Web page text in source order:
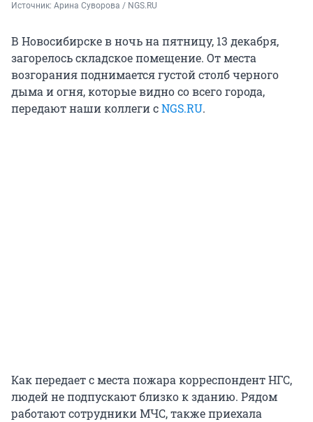
Источник: Арина Суворова / NGS.RU
В Новосибирске в ночь на пятницу, 13 декабря,
загорелось складское помещение. От места
возгорания поднимается густой столб черного
дыма и огня, которые видно со всего города,
передают наши коллеги сNGS.RU.
Как передает с места пожара корреспондент НГС,
людей не подпускают близко к зданию. Рядом
работают сотрудники МЧС, также приехала